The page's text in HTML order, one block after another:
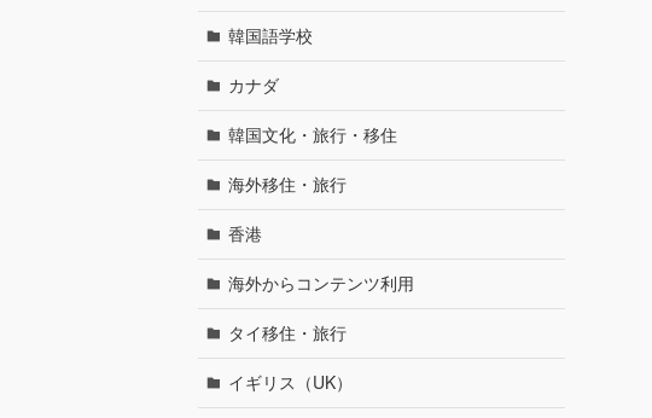
韓国語学校
カナダ
韓国文化・旅行・移住
海外移住・旅行
香港
海外からコンテンツ利用
タイ移住・旅行
イギリス（UK）